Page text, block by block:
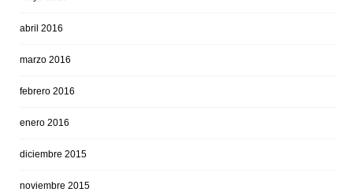
abril 2016
marzo 2016
febrero 2016
enero 2016
diciembre 2015
noviembre 2015